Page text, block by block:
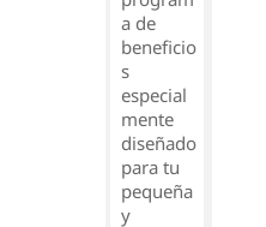
a de
beneficio
s
especial
mente
diseñado
para tu
pequeña
y